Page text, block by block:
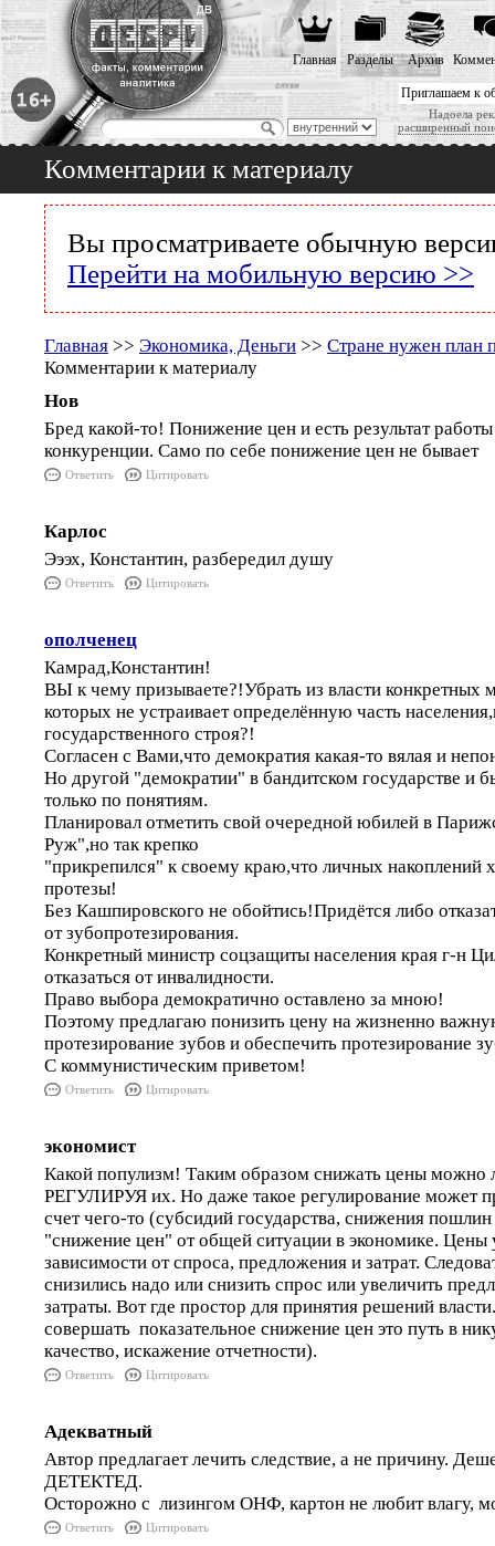
Приглашаем к
Надоела
расширенный
Главная Разделы Архив
Комментарии к материалу
Вы просматриваете обычную
Перейти на мобильную версию >>
Главная >> Экономика, Деньги >> Стране нужен план
Комментарии к материалу
Нов
Бред какой-то! Понижение цен и есть результат
конкуренции. Само по себе понижение цен не бывает
Ответить Цитировать
Карлос
Эээх, Константин, разбередил душу
Ответить Цитировать
ополченец
Камрад,Константин!
ВЫ к чему призываете?!Убрать из власти конкретных
которых не устраивает определённую часть
государственного строя?!
Согласен с Вами,что демократия какая-то вялая и
Но другой "демократии" в бандитском государстве и
только по понятиям.
Планировал отметить свой очередной юбилей в
Руж",но так крепко
"прикрепился" к своему краю,что личных накоплений
протезы!
Без Кашпировского не обойтись!Придётся либо
от зубопротезирования.
Конкретный министр соцзащиты населения края г-н
отказаться от инвалидности.
Право выбора демократично оставлено за мною!
Поэтому предлагаю понизить цену на жизненно
протезирование зубов и обеспечить протезирование
С коммунистическим приветом!
Ответить Цитировать
экономист
Какой популизм! Таким образом снижать цены можно
РЕГУЛИРУЯ их. Но даже такое регулирование может
счет чего-то (субсидий государства, снижения
"снижение цен" от общей ситуации в экономике.
зависимости от спроса, предложения и затрат.
снизились надо или снизить спрос или увеличить
затраты. Вот где простор для принятия решений
совершать показательное снижение цен это путь в
качество, искажение отчетности).
Ответить Цитировать
Адекватный
Автор предлагает лечить следствие, а не причину.
ДЕТЕКТЕД.
Осторожно с лизингом ОНФ, картон не любит влагу,
Ответить Цитировать